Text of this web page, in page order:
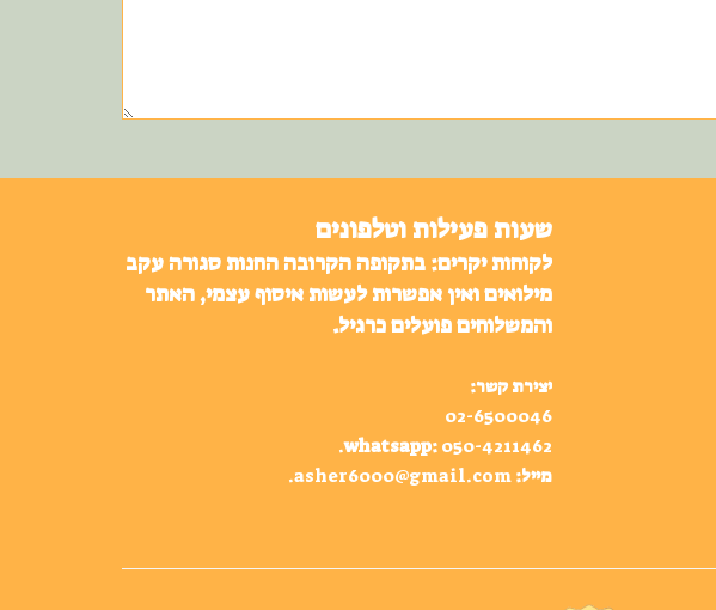
שעות פעילות וטלפונים
לקוחות יקרים: בתקופה הקרובה החנות סגורה עקב
מילואים ואין אפשרות לעשות איסוף עצמי, האתר
והמשלוחים פועלים כרגיל.
יצירת קשר:
02-6500046
whatsapp: 050-4211462
.
מייל: asher6000@gmail.com
.